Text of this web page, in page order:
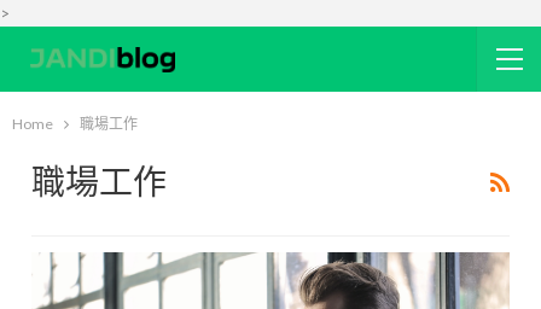
>
Home 職場工作
職場工作